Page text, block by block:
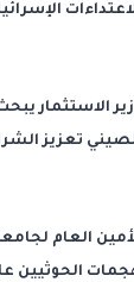
الاستثمار
تعزيز
العام
الحوثيين